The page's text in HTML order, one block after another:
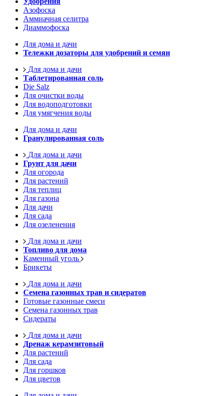
Азофоска
Аммиачная селитра
Диаммофоска
Для дома и дачи
Тележки дозаторы для удобрений и семян
Для дома и дачи
Таблетированная соль
Die Salz
Для очистки воды
Для водоподготовки
Для умягчения воды
Для дома и дачи
Гранулированная соль
Для дома и дачи
Грунт для дачи
Для огорода
Для растений
Для теплиц
Для газона
Для дачи
Для сада
Для озеленения
Для дома и дачи
Топливо для дома
Каменный уголь
Брикеты
Для дома и дачи
Семена газонных трав и сидератов
Готовые газонные смеси
Семена газонных трав
Сидераты
Для дома и дачи
Дренаж керамзитовый
Для растений
Для сада
Для горшков
Для цветов